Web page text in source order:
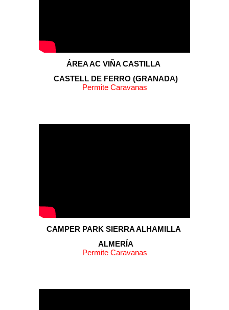
ÁREA AC VIÑA CASTILLA
CASTELL DE FERRO (GRANADA)
Permite Caravanas
CAMPER PARK SIERRA ALHAMILLA
ALMERÍA
Permite Caravanas